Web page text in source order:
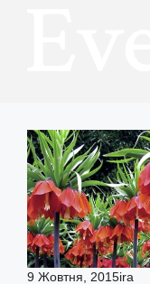
9 Жовтня, 2015ira